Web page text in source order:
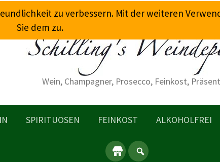
Wein, Champagner, Prosecco, Feinkost,
SPIRITUOSEN FEINKOST ALKOHOLFREI
zu verbessern. Mit der weiteren
Sie dem zu.